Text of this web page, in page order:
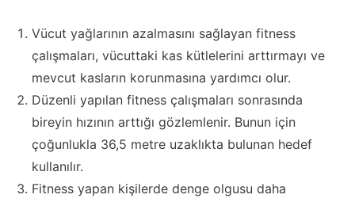
Vücut yağlarının azalmasını sağlayan fitness
çalışmaları, vücuttaki kas kütlelerini arttırmayı ve
mevcut kasların korunmasına yardımcı olur.
Düzenli yapılan fitness çalışmaları sonrasında
bireyin hızının arttığı gözlemlenir. Bunun için
çoğunlukla 36,5 metre uzaklıkta bulunan hedef
kullanılır.
Fitness yapan kişilerde denge olgusu daha